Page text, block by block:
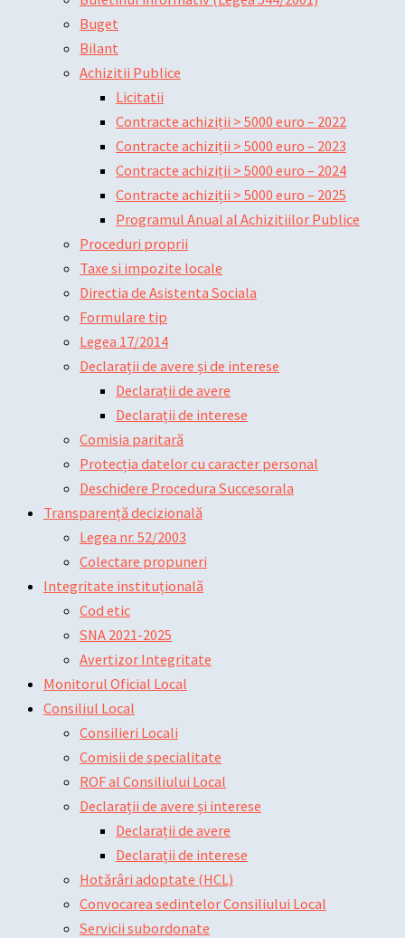
Buget
Bilant
Achizitii Publice
Licitatii
Contracte achiziții > 5000 euro – 2022
Contracte achiziții > 5000 euro – 2023
Contracte achiziții > 5000 euro – 2024
Contracte achiziții > 5000 euro – 2025
Programul Anual al Achizitiilor Publice
Proceduri proprii
Taxe si impozite locale
Directia de Asistenta Sociala
Formulare tip
Legea 17/2014
Declarații de avere și de interese
Declarații de avere
Declarații de interese
Comisia paritară
Protecția datelor cu caracter personal
Deschidere Procedura Succesorala
Transparență decizională
Legea nr. 52/2003
Colectare propuneri
Integritate instituțională
Cod etic
SNA 2021-2025
Avertizor Integritate
Monitorul Oficial Local
Consiliul Local
Consilieri Locali
Comisii de specialitate
ROF al Consiliului Local
Declarații de avere și interese
Declarații de avere
Declarații de interese
Hotărâri adoptate (HCL)
Convocarea sedintelor Consiliului Local
Servicii subordonate